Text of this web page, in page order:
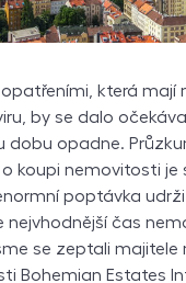
která
by se dalo
dobu opadne.
koupi nemovitosti je
poptávka
nejvhodnější čas
se zeptali majitele
Bohemian Estates